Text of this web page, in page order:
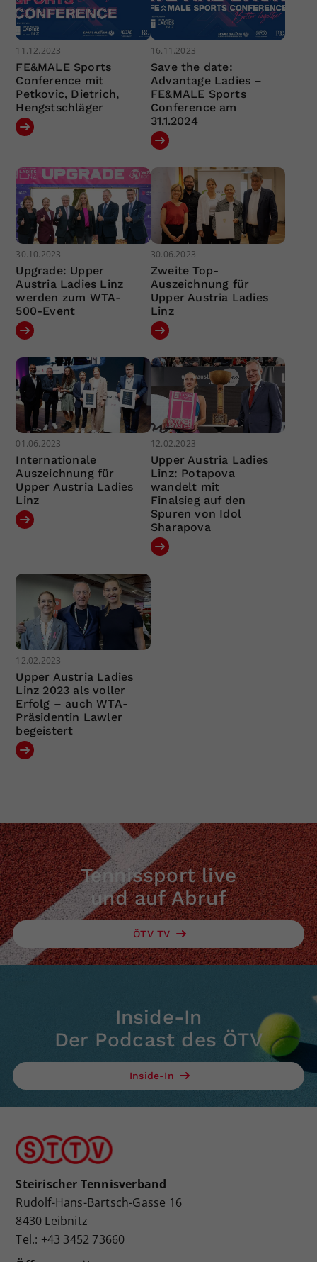
11.12.2023
FE&MALE Sports
Conference mit
Petkovic, Dietrich,
Hengstschläger
16.11.2023
Save the date:
Advantage Ladies –
FE&MALE Sports
Conference am
31.1.2024
30.10.2023
Upgrade: Upper
Austria Ladies Linz
werden zum WTA-
500-Event
30.06.2023
Zweite Top-
Auszeichnung für
Upper Austria Ladies
Linz
01.06.2023
Internationale
Auszeichnung für
Upper Austria Ladies
Linz
12.02.2023
Upper Austria Ladies
Linz: Potapova
wandelt mit
Finalsieg auf den
Spuren von Idol
Sharapova
12.02.2023
Upper Austria Ladies
Linz 2023 als voller
Erfolg – auch WTA-
Präsidentin Lawler
begeistert
Tennissport live
und auf Abruf
ÖTV TV
Inside-In
Der Podcast des ÖTV
Inside-In
Steirischer Tennisverband
Rudolf-Hans-Bartsch-Gasse 16
8430 Leibnitz
Tel.: +43 3452 73660